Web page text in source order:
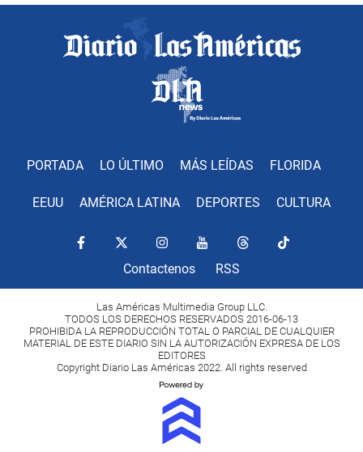
PORTADA LO ÚLTIMO MÁS LEÍDAS FLORIDA
EEUU AMÉRICA LATINA DEPORTES CULTURA
Contactenos RSS
Las Américas Multimedia Group LLC.
TODOS LOS DERECHOS RESERVADOS 2016-06-13
PROHIBIDA LA REPRODUCCIÓN TOTAL O PARCIAL DE CUALQUIER
MATERIAL DE ESTE DIARIO SIN LA AUTORIZACIÓN EXPRESA DE LOS
EDITORES
Copyright Diario Las Américas 2022. All rights reserved